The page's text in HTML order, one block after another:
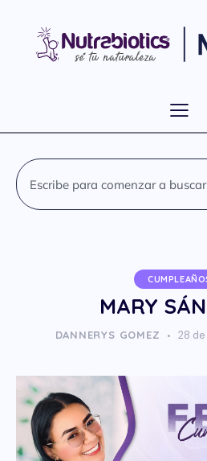
MARY
DANNERYS GOMEZ 28